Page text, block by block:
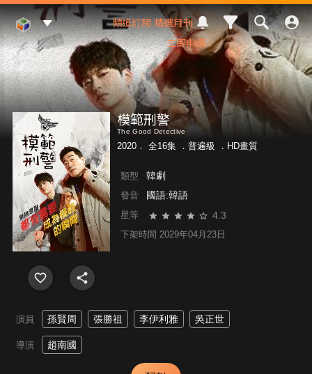
Mod Web頻道訂閱
立即申請
精選月刊
模範刑警
The Good Detective
2020． 全16集 ． 普遍級 ．HD畫質
類型 韓劇
發音 國語:韓語
星等 4.3
下架時間 2029年04月23日
演員 孫賢周 張勝祖 李伊利雅 吳正世
導演 趙南國